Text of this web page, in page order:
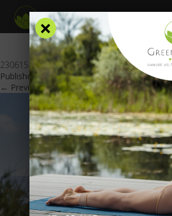
230615-Imagine_oferta_sun_kissed_GV_RO
Published June 19, 2023at600 × 425in
← Previous Next →
×